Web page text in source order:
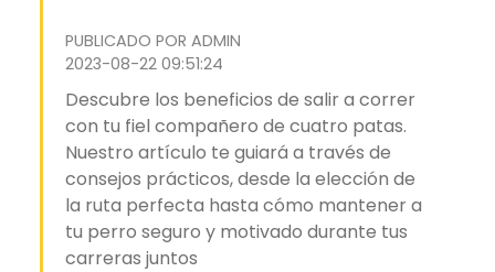
PUBLICADO POR ADMIN
2023-08-22 09:51:24
Descubre los beneficios de salir a correr
con tu fiel compañero de cuatro patas.
Nuestro artículo te guiará a través de
consejos prácticos, desde la elección de
la ruta perfecta hasta cómo mantener a
tu perro seguro y motivado durante tus
carreras juntos